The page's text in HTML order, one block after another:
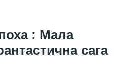
: Мала
сага